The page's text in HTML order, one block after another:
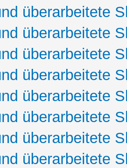
überarbeitete
überarbeitete
überarbeitete
überarbeitete
überarbeitete
überarbeitete
überarbeitete
überarbeitete